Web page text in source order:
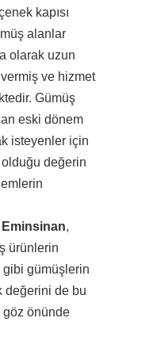
kapısı
alanlar
olarak uzun
ve hizmet
Gümüş
eski dönem
isteyenler için
değerin
,
ürünlerin
gibi gümüşlerin
değerini de bu
göz önünde